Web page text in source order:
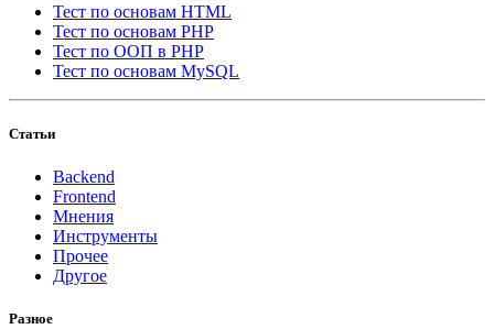
Тест по основам HTML
Тест по основам PHP
Тест по ООП в PHP
Тест по основам MySQL
Статьи
Backend
Frontend
Мнения
Инструменты
Прочее
Другое
Разное